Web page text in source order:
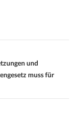
und
muss für